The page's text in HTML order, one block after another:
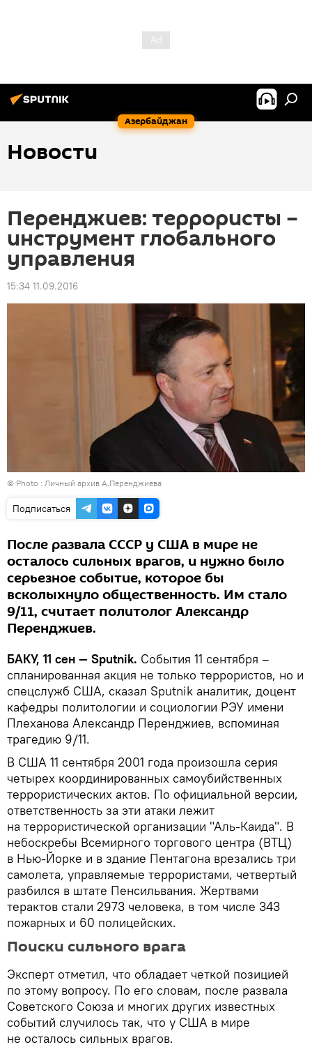
Азербайджан
Новости
Перенджиев: террористы –
инструмент глобального
управления
15:34 11.09.2016
© Photo : Личный архив А.Перенджиева
Подписаться
После развала СССР у США в мире не
осталось сильных врагов, и нужно было
серьезное событие, которое бы
всколыхнуло общественность. Им стало
9/11, считает политолог Александр
Перенджиев.
БАКУ, 11 сен — Sputnik. События 11 сентября –
спланированная акция не только террористов, но и
спецслужб США, сказал Sputnik аналитик, доцент
кафедры политологии и социологии РЭУ имени
Плеханова Александр Перенджиев, вспоминая
трагедию 9/11.
В США 11 сентября 2001 года произошла серия
четырех координированных самоубийственных
террористических актов. По официальной версии,
ответственность за эти атаки лежит
на террористической организации "Аль-Каида". В
небоскребы Всемирного торгового центра (ВТЦ)
в Нью-Йорке и в здание Пентагона врезались три
самолета, управляемые террористами, четвертый
разбился в штате Пенсильвания. Жертвами
терактов стали 2973 человека, в том числе 343
пожарных и 60 полицейских.
Поиски сильного врага
Эксперт отметил, что обладает четкой позицией
по этому вопросу. По его словам, после развала
Советского Союза и многих других известных
событий случилось так, что у США в мире
не осталось сильных врагов.